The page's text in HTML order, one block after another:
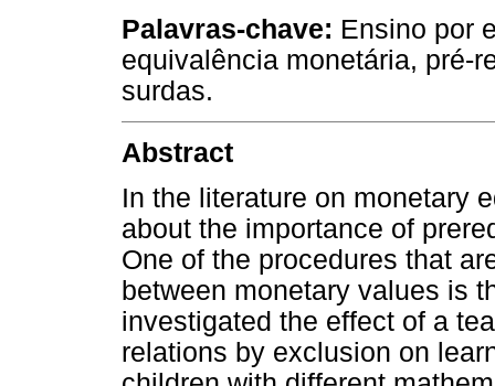
Palavras-chave: Ensino por
equivalência monetária, pré-
surdas.
Abstract
In the literature on monetary
about the importance of
One of the procedures that
between monetary values is
investigated the effect of a
relations by exclusion on